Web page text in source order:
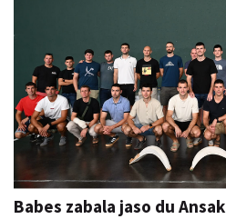
Babes zabala jaso du Ansak